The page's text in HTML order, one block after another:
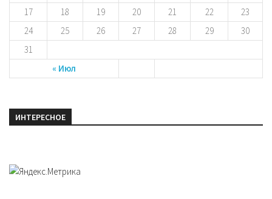
« Июл
17
18 19 20 21 22
23
24
25 26 27 28 29
30
31
ИНТЕРЕСНОЕ